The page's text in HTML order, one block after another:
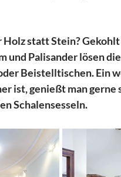
Holz statt Stein?
und Palisander lösen
Beistelltischen. Ein
ist, genießt man
Schalensesseln.